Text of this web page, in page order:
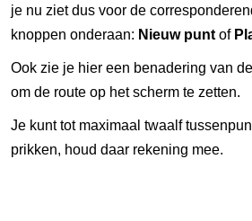
je nu ziet dus voor de
knoppen onderaan: Nieuw punt of
Ook zie je hier een benadering van
om de route op het scherm te zetten.
Je kunt tot maximaal twaalf
prikken, houd daar rekening mee.